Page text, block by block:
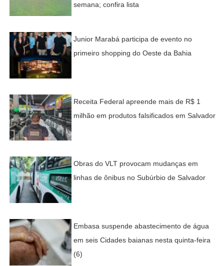
semana; confira lista
Junior Marabá participa de evento no
primeiro shopping do Oeste da Bahia
Receita Federal apreende mais de R$ 1
milhão em produtos falsificados em Salvador
Obras do VLT provocam mudanças em
linhas de ônibus no Subúrbio de Salvador
Embasa suspende abastecimento de água
em seis Cidades baianas nesta quinta-feira
(6)